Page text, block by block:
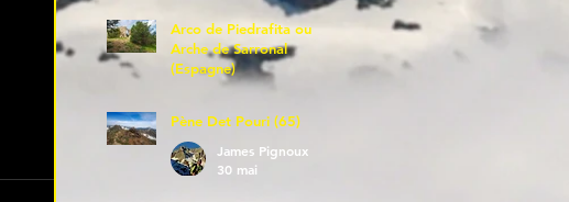
Arco de Piedrafita ou
Arche de Sarronal
(Espagne)
7 juin
Pène Det Pouri (65)
James Pignoux
30 mai